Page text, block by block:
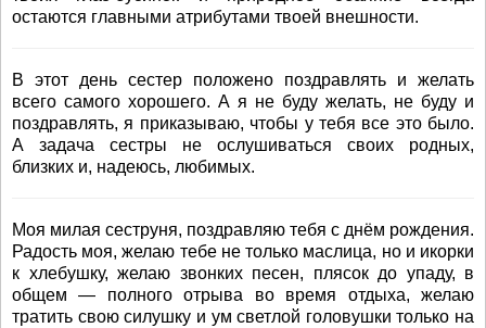
остаются главными атрибутами твоей внешности.
В этот день сестер положено поздравлять и желать
всего самого хорошего. А я не буду желать, не буду и
поздравлять, я приказываю, чтобы у тебя все это было.
А задача сестры не ослушиваться своих родных,
близких и, надеюсь, любимых.
Моя милая сеструня, поздравляю тебя с днём рождения.
Радость моя, желаю тебе не только маслица, но и икорки
к хлебушку, желаю звонких песен, плясок до упаду, в
общем — полного отрыва во время отдыха, желаю
тратить свою силушку и ум светлой головушки только на